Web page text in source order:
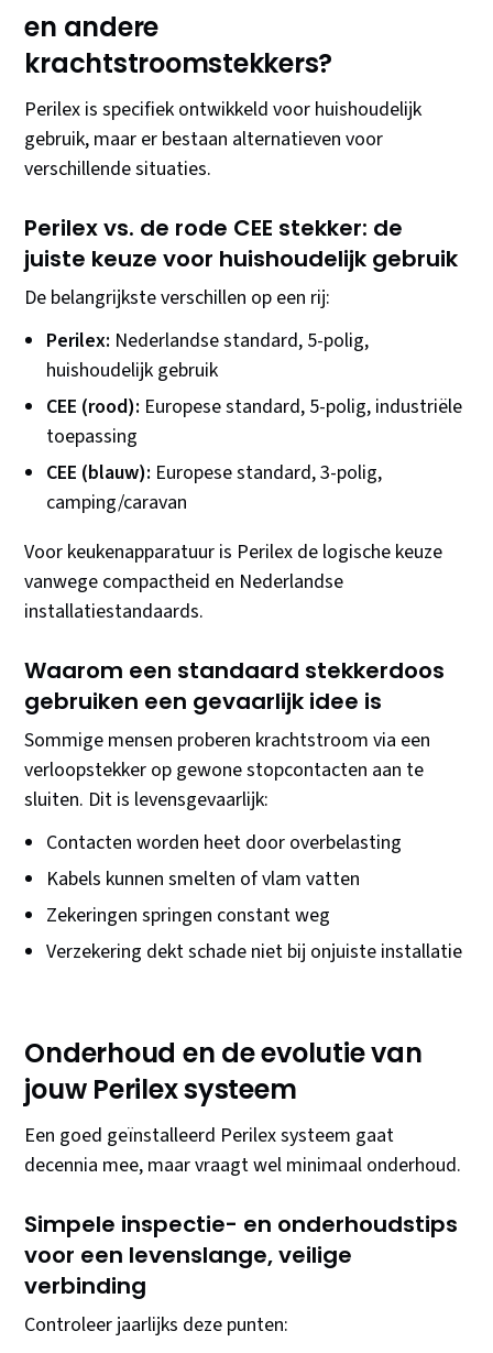
en andere
krachtstroomstekkers?
Perilex is specifiek ontwikkeld voor huishoudelijk
gebruik, maar er bestaan alternatieven voor
verschillende situaties.
Perilex vs. de rode CEE stekker: de
juiste keuze voor huishoudelijk gebruik
De belangrijkste verschillen op een rij:
Perilex: Nederlandse standard, 5-polig,
huishoudelijk gebruik
CEE (rood): Europese standard, 5-polig, industriële
toepassing
CEE (blauw): Europese standard, 3-polig,
camping/caravan
Voor keukenapparatuur is Perilex de logische keuze
vanwege compactheid en Nederlandse
installatiestandaards.
Waarom een standaard stekkerdoos
gebruiken een gevaarlijk idee is
Sommige mensen proberen krachtstroom via een
verloopstekker op gewone stopcontacten aan te
sluiten. Dit is levensgevaarlijk:
Contacten worden heet door overbelasting
Kabels kunnen smelten of vlam vatten
Zekeringen springen constant weg
Verzekering dekt schade niet bij onjuiste installatie
Onderhoud en de evolutie van
jouw Perilex systeem
Een goed geïnstalleerd Perilex systeem gaat
decennia mee, maar vraagt wel minimaal onderhoud.
Simpele inspectie- en onderhoudstips
voor een levenslange, veilige
verbinding
Controleer jaarlijks deze punten: